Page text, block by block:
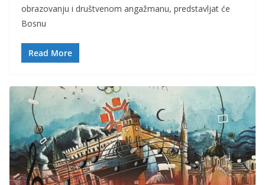
obrazovanju i društvenom angažmanu, predstavljat će
Bosnu
Read More